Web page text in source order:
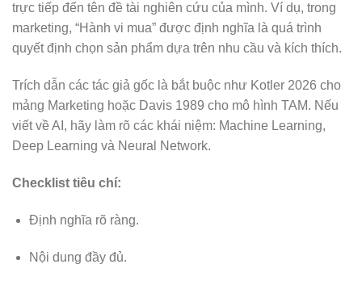
trực tiếp đến tên đề tài nghiên cứu của mình. Ví dụ, trong
marketing, “Hành vi mua” được định nghĩa là quá trình
quyết định chọn sản phẩm dựa trên nhu cầu và kích thích.
Trích dẫn các tác giả gốc là bắt buộc như Kotler 2026 cho
mảng Marketing hoặc Davis 1989 cho mô hình TAM. Nếu
viết về AI, hãy làm rõ các khái niệm: Machine Learning,
Deep Learning và Neural Network.
Checklist tiêu chí:
Định nghĩa rõ ràng.
Nội dung đầy đủ.